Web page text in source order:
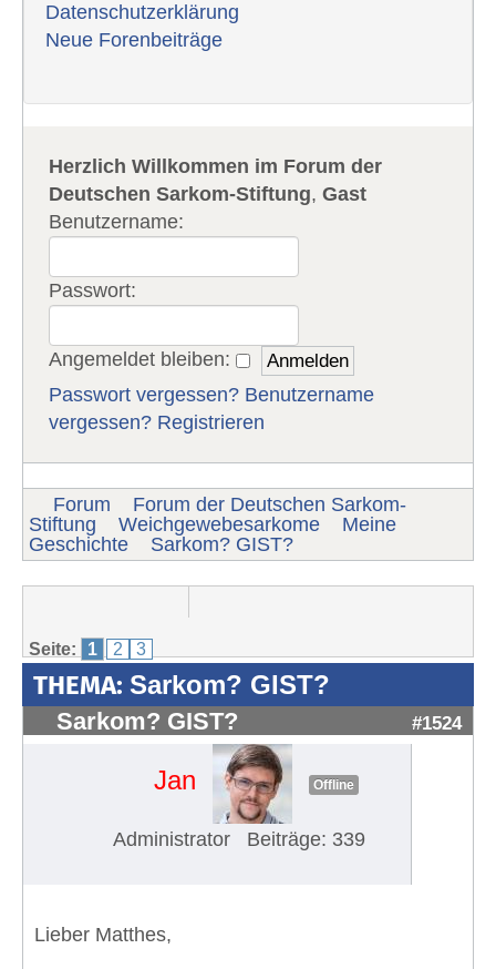
Datenschutzerklärung
Neue Forenbeiträge
Herzlich Willkommen im Forum der
Deutschen Sarkom-Stiftung,Gast
Benutzername:
Passwort:
Angemeldet bleiben:
Passwort vergessen? Benutzername
vergessen? Registrieren
Forum
Forum der Deutschen Sarkom-
Stiftung
Weichgewebesarkome
Meine
Geschichte
Sarkom? GIST?
Seite: 1 2 3
THEMA: Sarkom? GIST?
Sarkom? GIST? #1524
Jan Offline
Administrator Beiträge: 339
Lieber Matthes,